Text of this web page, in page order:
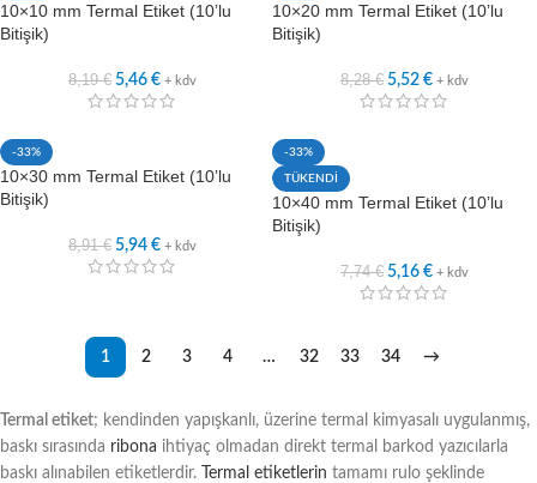
10×10 mm Termal Etiket (10’lu
Bitişik)
8,19€ 5,46 € + kdv
10×20 mm Termal Etiket (10’lu
Bitişik)
8,28€ 5,52 € + kdv
-33%
10×30 mm Termal Etiket (10’lu
Bitişik)
8,91€ 5,94 € + kdv
-33%
TÜKENDİ
10×40 mm Termal Etiket (10’lu
Bitişik)
7,74€ 5,16 € + kdv
1 2 3 4 … 32 33 34 →
Termal etiket; kendinden yapışkanlı, üzerine termal kimyasalı uygulanmış,
baskı sırasında ribona ihtiyaç olmadan direkt termal barkod yazıcılarla
baskı alınabilen etiketlerdir.
Termal etiketlerin tamamı rulo şeklinde